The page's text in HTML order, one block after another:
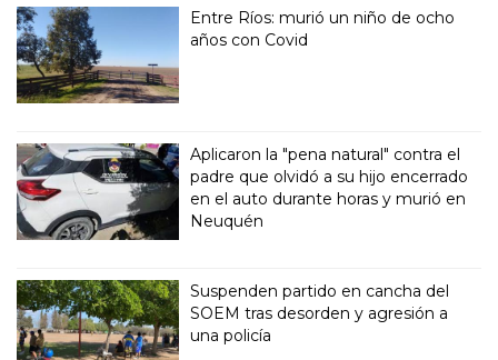
Entre Ríos: murió un niño de ocho
años con Covid
Aplicaron la "pena natural" contra el
padre que olvidó a su hijo encerrado
en el auto durante horas y murió en
Neuquén
Suspenden partido en cancha del
SOEM tras desorden y agresión a
una policía